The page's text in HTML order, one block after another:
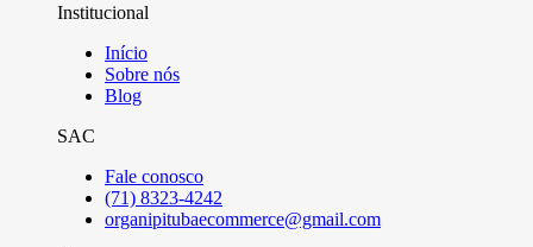
Institucional
Início
Sobre nós
Blog
SAC
Fale conosco
(71) 8323-4242
organipitubaecommerce@gmail.com